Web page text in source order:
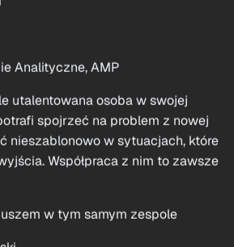
...”
w różnych zespołach
Analityczne, AMP
utalentowana osoba w swojej
nieszablonowo w sytuacjach, które
Współpraca z nim to zawsze